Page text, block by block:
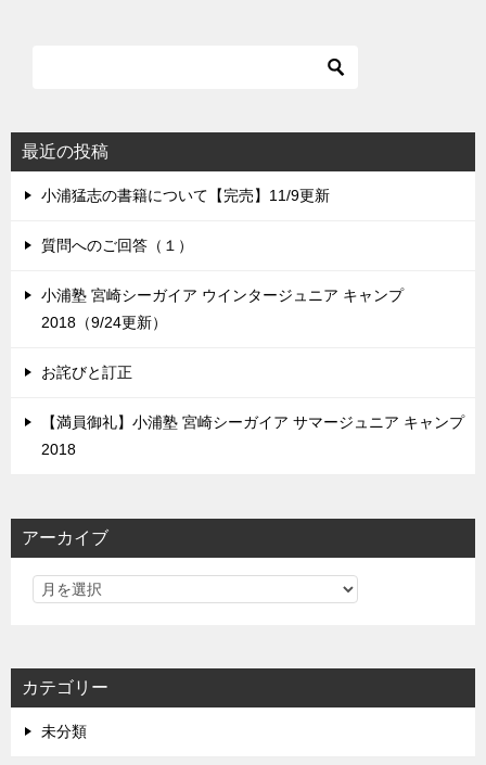
シ
ョ
最近の投稿
小浦猛志の書籍について【完売】11/9更新
質問へのご回答（１）
小浦塾 宮崎シーガイア ウインタージュニア キャンプ
2018（9/24更新）
お詫びと訂正
【満員御礼】小浦塾 宮崎シーガイア サマージュニア キャンプ
2018
アーカイブ
カテゴリー
未分類